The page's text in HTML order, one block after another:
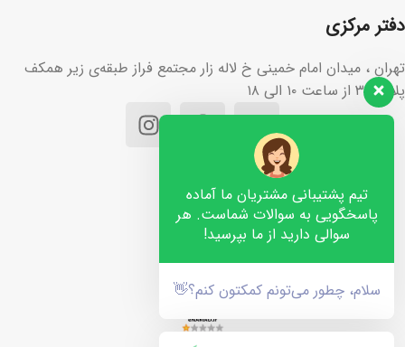
دفتر مرکزی
تهران ، میدان امام خمینی خ لاله زار مجتمع فراز طبقه‌ی زیر همکف
پلاک ۳۶ از ساعت ۱۰ الی ۱۸
تیم پشتیبانی مشتریان ما آماده
پاسخگویی به سوالات شماست. هر
سوالی دارید از ما بپرسید!
سلام، چطور می‌تونم کمکتون کنم؟👋